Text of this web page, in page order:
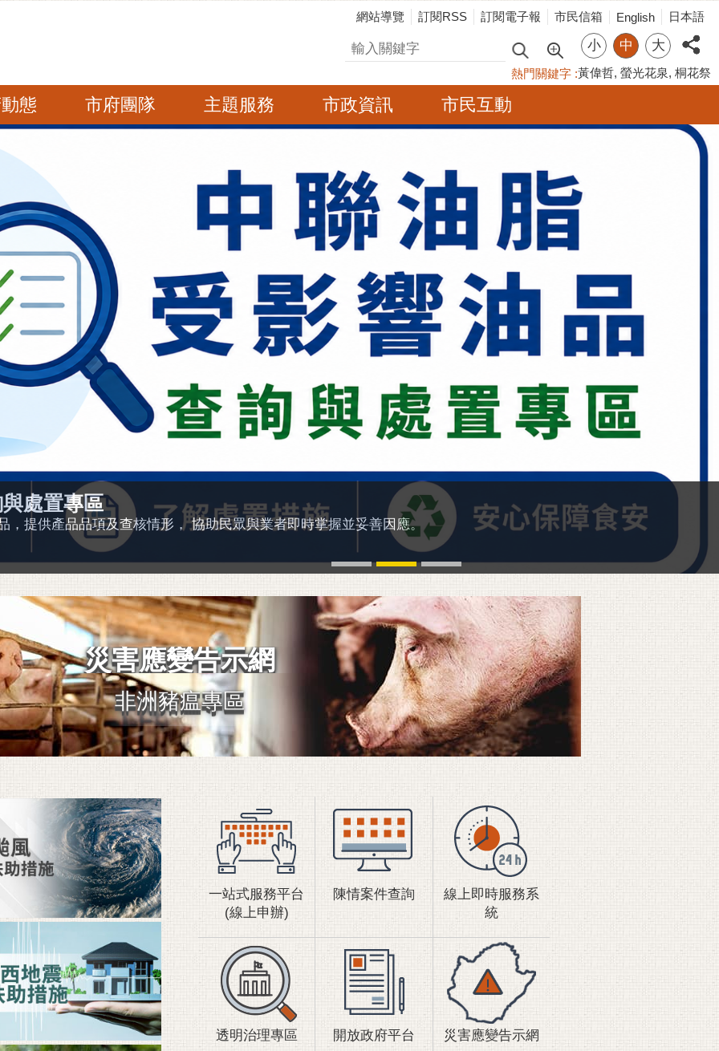
網站導覽 訂閱RSS 訂閱電子報 市民信箱 English 日本語
搜尋 小 中 大
熱門關鍵字 黃偉哲 螢光花泉 桐花祭
態 市府團隊 主題服務 市政資訊 市民互動
將於11/8～11/11在大臺南會展中心盛大舉行 本次研討會以「太空信任，在地韌性」為主軸，
展與合作，強化社會韌性。預計吸引超過75家以上國內外企業共襄盛舉，博覽會首日 11/8 更
災害應變告示網
非洲豬瘟專區